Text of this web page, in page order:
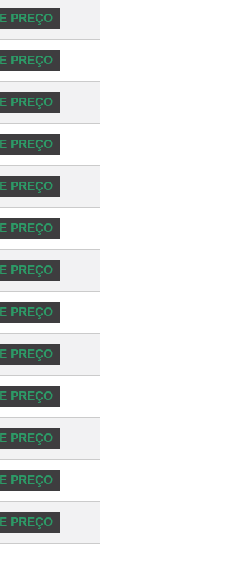
PREÇO
PREÇO
PREÇO
PREÇO
PREÇO
PREÇO
PREÇO
PREÇO
PREÇO
PREÇO
PREÇO
PREÇO
PREÇO